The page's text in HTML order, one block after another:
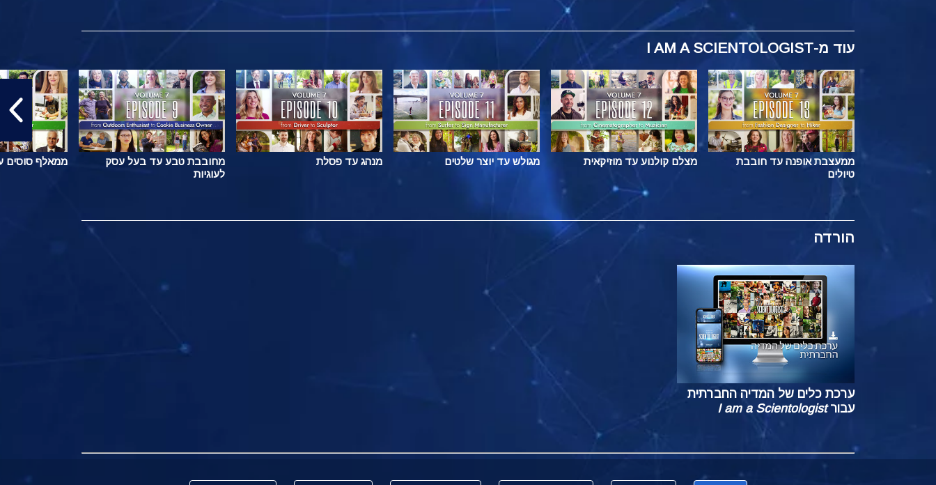
עוד מ-I AM A SCIENTOLOGIST
ממעצבת אופנה עד חובבת
טיולים
מצלם קולנוע עד מוזיקאית מגולש עד יוצר שלטים מנהג עד פסלת
מחובבת טבע עד בעל עסק
לעוגיות
ממאלף סוסים
הורדה
ערכת כלים של המדיה החברתית
עבורI am a Scientologist